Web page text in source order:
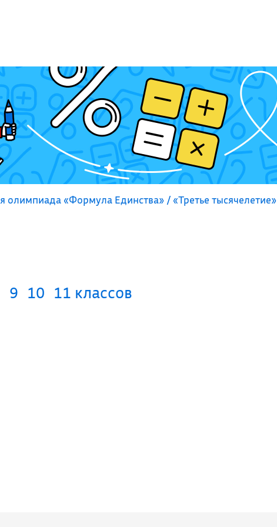
«Формула Единства» / «Третье тысячелетие»
9 10 11 классов